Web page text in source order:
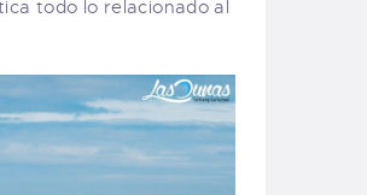
todo lo relacionado al